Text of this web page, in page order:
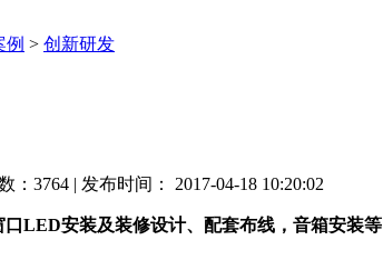
例 > 创新研发
3764 | 发布时间： 2017-04-18 10:20:02
LED安装及装修设计、配套布线，音箱安装等